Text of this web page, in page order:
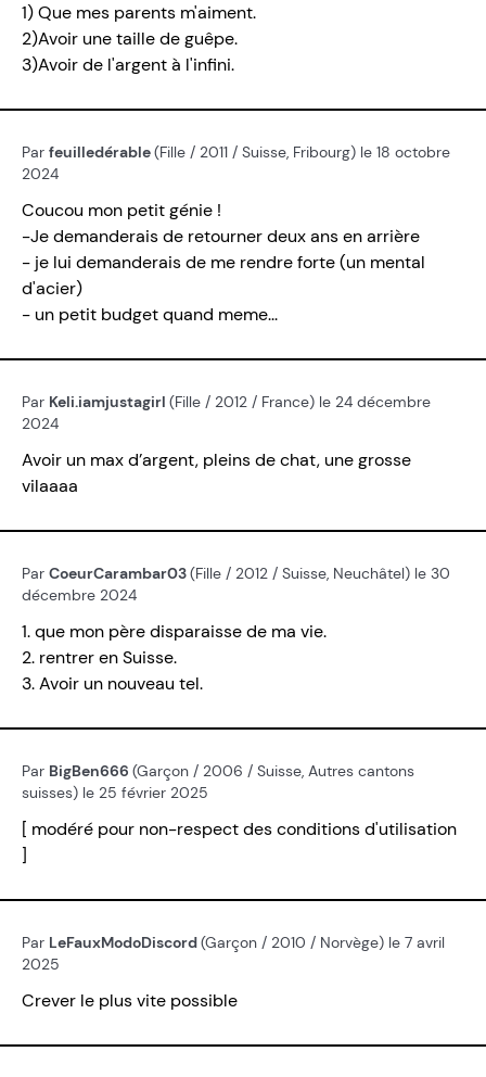
1) Que mes parents m'aiment.
2)Avoir une taille de guêpe.
3)Avoir de l'argent à l'infini.
Par feuilledérable(Fille / 2011 / Suisse, Fribourg) le 18 octobre
2024
Coucou mon petit génie !
-Je demanderais de retourner deux ans en arrière
- je lui demanderais de me rendre forte (un mental
d'acier)
- un petit budget quand meme...
Par Keli.iamjustagirl (Fille / 2012 / France) le 24 décembre
2024
Avoir un max d’argent, pleins de chat, une grosse
vilaaaa
Par CoeurCarambar03(Fille / 2012 / Suisse, Neuchâtel) le 30
décembre 2024
1. que mon père disparaisse de ma vie.
2. rentrer en Suisse.
3. Avoir un nouveau tel.
Par BigBen666 (Garçon / 2006 / Suisse, Autres cantons
suisses) le 25 février 2025
[ modéré pour non-respect des conditions d'utilisation
]
Par LeFauxModoDiscord(Garçon / 2010 / Norvège) le 7 avril
2025
Crever le plus vite possible